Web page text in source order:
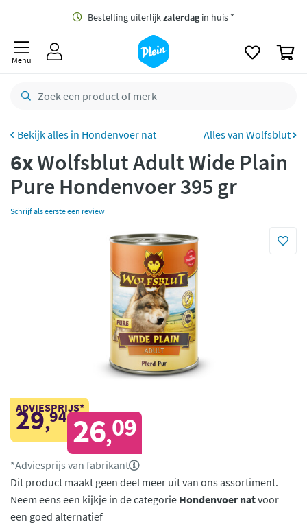
Gratis bezorging vanaf 35,- *
Bestelling uiterlijkzaterdag
retourneren
CO2 neutraal
Betaal met Klarna
Menu
Hondenvoer nat Alles van Wolfsblut
6xWolfsblut Adult Wide Plain
Pure Hondenvoer 395 gr
Schrijf als eerste een review
ADVIESPRIJS*
29,94 26,09
*Adviesprijs van fabrikant
Dit product maakt geen deel meer uit van ons assortiment.
Neem eens een kijkje in de categorie Hondenvoer natvoor
een goed alternatief